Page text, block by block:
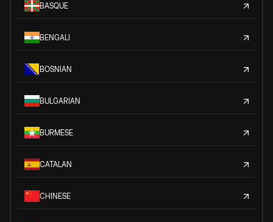
BASQUE
BENGALI
BOSNIAN
BULGARIAN
BURMESE
CATALAN
CHINESE